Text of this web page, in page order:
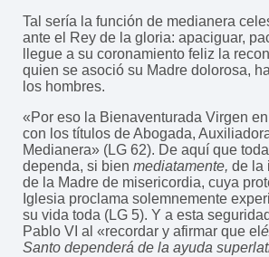
Tal sería la función de medianera
ante el Rey de la gloria: apaciguar,
llegue a su coronamiento feliz la
quien se asoció su Madre dolorosa,
los hombres.
«Por eso la Bienaventurada Virgen
con los títulos de Abogada,
Medianera» (LG 62). De aquí que
dependa, si bien mediatamente, de la
de la Madre de misericordia, cuya
Iglesia proclama solemnemente
su vida toda (LG 5). Y a esta
Pablo VI al «recordar y afirmar que el
Santo dependerá de la ayuda